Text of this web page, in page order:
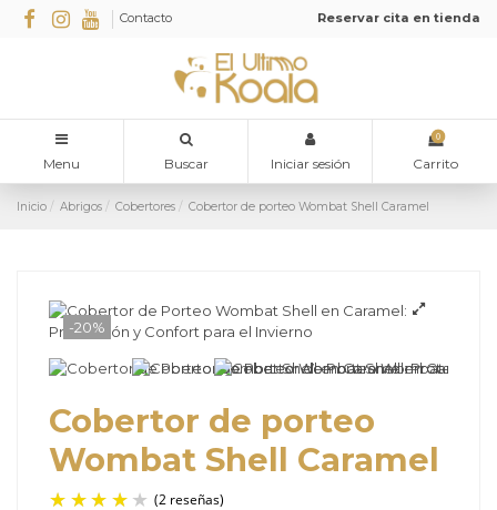
Contacto Reservar cita en tienda
Menu Buscar Iniciar sesión
0
Carrito
Inicio Abrigos Cobertores Cobertor de porteo Wombat Shell Caramel
-20%
Cobertor de porteo
Wombat Shell Caramel